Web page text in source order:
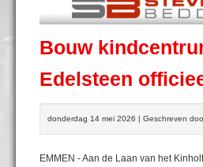
Bouw
Edelsteen
donderdag 14 mei 2026 | Geschreven
EMMEN - Aan de Laan van het